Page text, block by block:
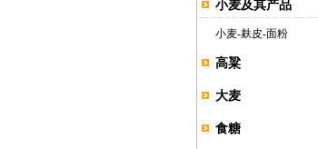
小麦及其产品
小麦-麸皮-面粉
高粱
大麦
食糖